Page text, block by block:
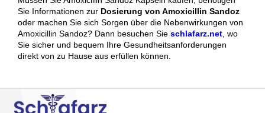
Sie Informationen zur Dosierung von Amoxicillin Sandoz
oder machen Sie sich Sorgen über die Nebenwirkungen von
Amoxicillin Sandoz? Dann besuchen Sie schlafarz.net , wo
Sie sicher und bequem Ihre Gesundheitsanforderungen
direkt von zu Hause aus erfüllen können.